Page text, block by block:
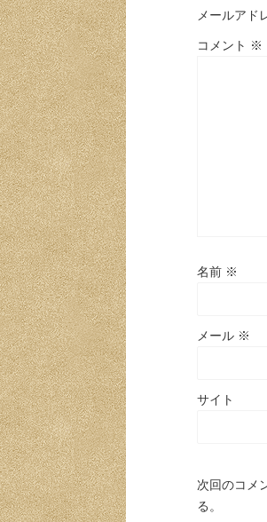
メールアド
コメント ※
名前 ※
メール ※
サイト
次回のコメ
る。